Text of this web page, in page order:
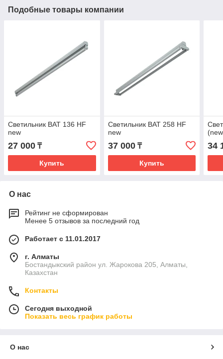
Подобные товары компании
Светильник BAT 136 HF
new
27 000 ₸
Купить
Светильник BAT 258 HF
new
37 000₸
Купить
34
О нас
Рейтинг не сформирован
Менее 5 отзывов за последний год
Работает с 11.01.2017
г. Алматы
Бостандыкский район ул. Жарокова 205, Алматы,
Казахстан
Контакты
Сегодня выходной
Показать весь график работы
О нас